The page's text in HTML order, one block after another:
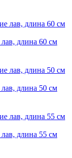
длина 60 см
длина 50 см
длина 55 см